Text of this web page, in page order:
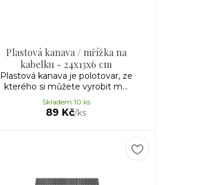
Plastová kanava / mřížka na
kabelku - 24x13x6 cm
Plastová kanava je polotovar, ze
kterého si můžete vyrobit m...
89 Kč/ks
Skladem 10 ks